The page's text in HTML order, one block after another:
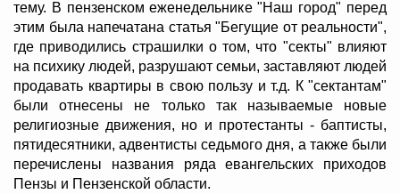
тему. В пензенском еженедельнике "Наш город" перед
этим была напечатана статья "Бегущие от реальности",
где приводились страшилки о том, что "секты" влияют
на психику людей, разрушают семьи, заставляют людей
продавать квартиры в свою пользу и т.д. К "сектантам"
были отнесены не только так называемые новые
религиозные движения, но и протестанты - баптисты,
пятидесятники, адвентисты седьмого дня, а также были
перечислены названия ряда евангельских приходов
Пензы и Пензенской области.